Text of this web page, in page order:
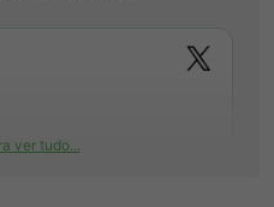
ver tudo...